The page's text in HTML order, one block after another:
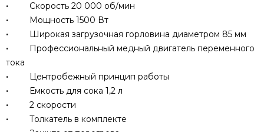
·
Скорость 20 000 об/мин
·
Мощность 1500 Вт
·
Широкая загрузочная горловина диаметром 85 мм
·
Профессиональный медный двигатель переменного
тока
·
Центробежный принцип работы
· Емкость для сока 1,2 л
·
2 скорости
· Толкатель в комплекте